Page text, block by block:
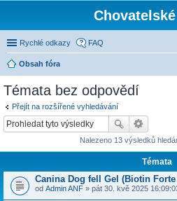
Rychlé odkazy FAQ
Obsah fóra
Témata bez odpovědí
Přejít na rozšířené vyhledávání
Nalezeno 13 výsledků
Témata
Canina Dog fell Gel (Biotin Forte
od Admin ANF » pát 30. kvě 2025